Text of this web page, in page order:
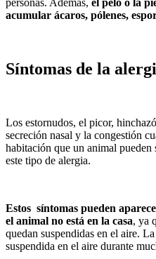
acumular ácaros, pólenes,
Síntomas de la
Los estornudos, el picor,
secreción nasal y la congestión
habitación que un animal pueden
este tipo de alergia.
Estos síntomas pueden
el animal no está en la casa, ya
quedan suspendidas en el aire.
suspendida en el aire durante